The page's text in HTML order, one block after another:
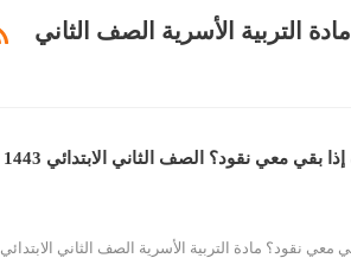
التربية الأسرية الصف الثاني
تحضير المستقبل درس كيف أتصرف إذا بقي معي نقود؟ الصف الثاني الابتدائي 1443
نقود؟ مادة التربية الأسرية الصف الثاني الابتدائي